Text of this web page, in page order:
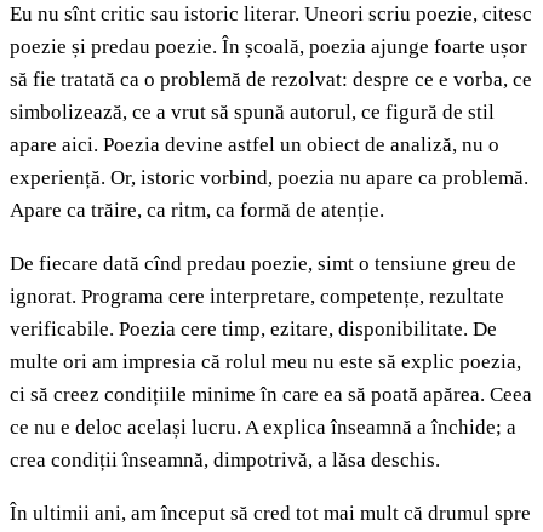
Eu nu sînt critic sau istoric literar. Uneori scriu poezie, citesc
poezie și predau poezie. În școală, poezia ajunge foarte ușor
să fie tratată ca o problemă de rezolvat: despre ce e vorba, ce
simbolizează, ce a vrut să spună autorul, ce figură de stil
apare aici. Poezia devine astfel un obiect de analiză, nu o
experiență. Or, istoric vorbind, poezia nu apare ca problemă.
Apare ca trăire, ca ritm, ca formă de atenție.
De fiecare dată cînd predau poezie, simt o tensiune greu de
ignorat. Programa cere interpretare, competențe, rezultate
verificabile. Poezia cere timp, ezitare, disponibilitate. De
multe ori am impresia că rolul meu nu este să explic poezia,
ci să creez condițiile minime în care ea să poată apărea. Ceea
ce nu e deloc același lucru. A explica înseamnă a închide; a
crea condiții înseamnă, dimpotrivă, a lăsa deschis.
În ultimii ani, am început să cred tot mai mult că drumul spre